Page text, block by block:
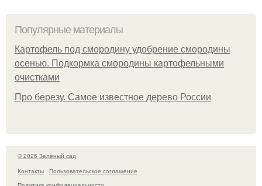
Популярные материалы
Картофель под смородину удобрение смородины
осенью. Подкормка смородины картофельными
очистками
Про березу. Самое известное дерево России
© 2026 Зелёный сад
Контакты
Пользовательское соглашение